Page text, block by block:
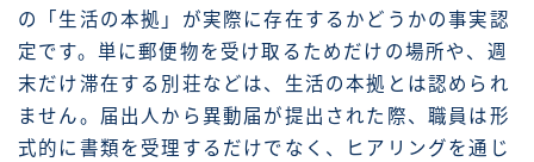
の「生活の本拠」が実際に存在するかどうかの事実認
定です。単に郵便物を受け取るためだけの場所や、週
末だけ滞在する別荘などは、生活の本拠とは認められ
ません。届出人から異動届が提出された際、職員は形
式的に書類を受理するだけでなく、ヒアリングを通じ